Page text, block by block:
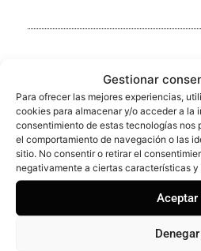
Gestionar
Para ofrecer las mejores experiencias,
cookies para almacenar y/o acceder a la
consentimiento de estas tecnologías nos
el comportamiento de navegación o las
sitio. No consentir o retirar el
negativamente a ciertas características y
Aceptar
Denegar
También te pueden
calma
que